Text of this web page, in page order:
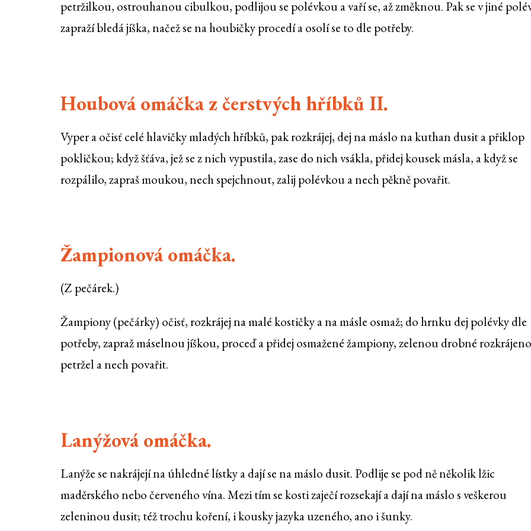
petržilkou, ostrouhanou cibulkou, podlijou se polévkou a vaří se, až změknou. Pak se v jiné
zapraží bledá jíška, načež se na houbičky procedí a osolí se to dle potřeby.
Houbová omáčka z čerstvých hříbků II.
Vyper a očisť celé hlavičky mladých hříbků, pak rozkrájej, dej na máslo na kuthan dusit a přiklop
pokličkou; když šťáva, jež se z nich vypustila, zase do nich vsákla, přidej kousek másla, a když se
rozpálilo, zapraš moukou, nech spejchnout, zalij polévkou a nech pěkně povařit.
Žampionová omáčka.
(Z pečárek.)
Žampiony (pečárky) očisť, rozkrájej na malé kostičky a na másle osmaž; do hrnku dej polévky dle
potřeby, zapraž máselnou jíškou, proceď a přidej osmažené žampiony, zelenou drobné
petržel a nech povařit.
Lanýžová omáčka.
Lanýže se nakrájejí na úhledné lístky a dají se na máslo dusit. Podlije se pod ně několik lžic
maděrského nebo červeného vína. Mezi tím se kosti zaječí rozsekají a dají na máslo s veškerou
zeleninou dusit; též trochu koření, i kousky jazyka uzeného, ano i šunky.